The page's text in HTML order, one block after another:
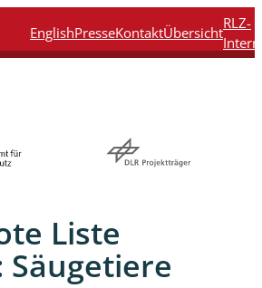
EnglishPresseKontaktÜbersicht
RLZ-
Intern
Liste
Säugetiere